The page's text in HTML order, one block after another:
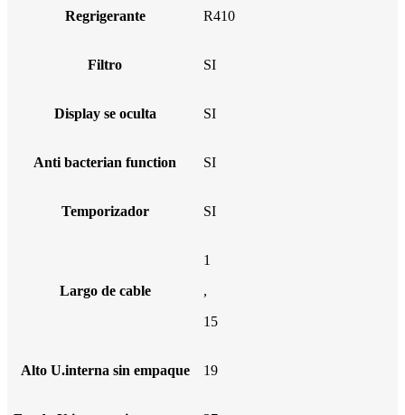
Regrigerante R410
Filtro SI
Display se oculta SI
Anti bacterian function SI
Temporizador SI
Largo de cable
1
,
15
Alto U.interna sin empaque 19